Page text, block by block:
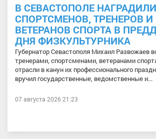
В СЕВАСТОПОЛЕ
СПОРТСМЕНОВ, ТРЕНЕРОВ И
ВЕТЕРАНОВ СПОРТА В
ДНЯ ФИЗКУЛЬТУРНИКА
Губернатор Севастополя Михаил Развожаев
тренерами, спортсменами, ветеранами
отрасли в канун их профессионального
вручил государственные, ведомственные и...
07 августа 2026 21:23